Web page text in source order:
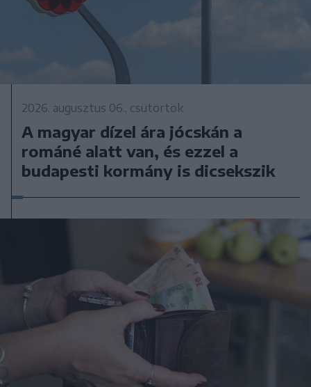
2026. augusztus 06., csütörtök
A magyar dízel ára jócskán a
románé alatt van, és ezzel a
budapesti kormány is dicsekszik